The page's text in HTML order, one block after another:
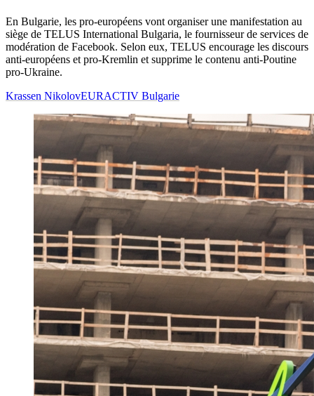
En Bulgarie, les pro-européens vont organiser une manifestation au
siège de TELUS International Bulgaria, le fournisseur de services de
modération de Facebook. Selon eux, TELUS encourage les discours
anti-européens et pro-Kremlin et supprime le contenu anti-Poutine
pro-Ukraine.
Krassen NikolovEURACTIV Bulgarie